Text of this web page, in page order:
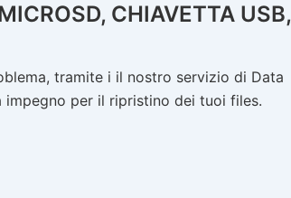
CHIAVETTA USB,
tramite i il nostro servizio di Data
per il ripristino dei tuoi files.